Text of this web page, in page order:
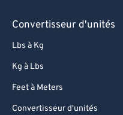
Convertisseur d'unités
Lbs à Kg
Kg à Lbs
Feet à Meters
Convertisseur d'unités